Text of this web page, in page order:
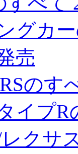
グカ
売
のす
イプR
クサ